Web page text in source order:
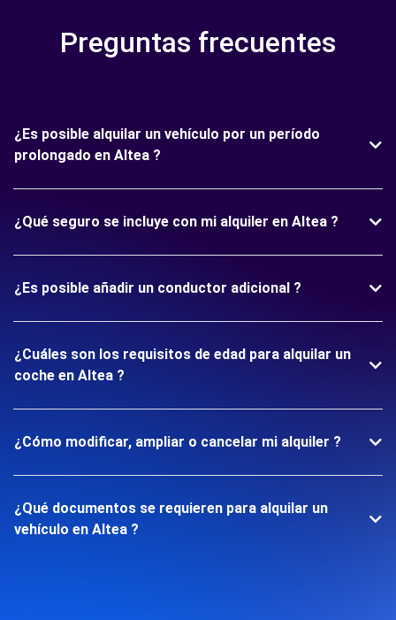
Preguntas frecuentes
¿Es posible alquilar un vehículo por un período
prolongado en Altea ?
¿Qué seguro se incluye con mi alquiler en Altea ?
¿Es posible añadir un conductor adicional ?
¿Cuáles son los requisitos de edad para alquilar un
coche en Altea ?
¿Cómo modificar, ampliar o cancelar mi alquiler ?
¿Qué documentos se requieren para alquilar un
vehículo en Altea ?